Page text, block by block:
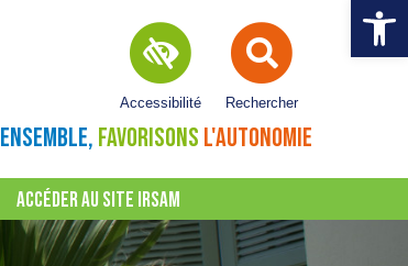
Ouvrir
Rechercher
Accessibilité
ENSEMBLE, FAVORISONS L'AUTONOMIE
ACCÉDER AU SITE IRSAM